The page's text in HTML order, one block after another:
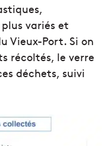
variés et
Vieux-Port. Si on
récoltés, le verre
déchets, suivi